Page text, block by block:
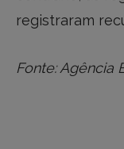
registraram
Fonte: Agência